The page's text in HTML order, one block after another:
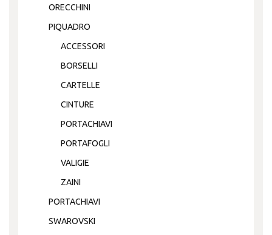
ORECCHINI
PIQUADRO
ACCESSORI
BORSELLI
CARTELLE
CINTURE
PORTACHIAVI
PORTAFOGLI
VALIGIE
ZAINI
PORTACHIAVI
SWAROVSKI